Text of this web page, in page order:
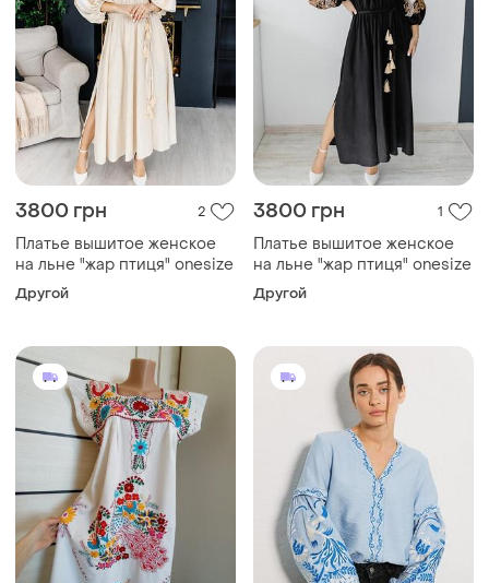
3800 грн 2
Платье вышитое женское
на льне "жар птиця" onesize
Другой
3800 грн 1
Платье вышитое женское
на льне "жар птиця" onesize
Другой